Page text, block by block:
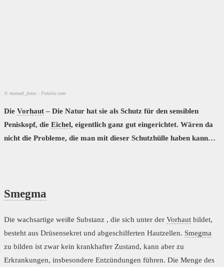
© manuel_fotos - Fotolia.com
Die Vorhaut – Die Natur hat sie als Schutz für den sensiblen
Peniskopf, die Eichel, eigentlich ganz gut eingerichtet. Wären da
nicht die Probleme, die man mit dieser Schutzhülle haben kann…
Smegma
Die wachsartige weiße Substanz , die sich unter der Vorhaut bildet,
besteht aus Drüsensekret und abgeschilferten Hautzellen. Smegma
zu bilden ist zwar kein krankhafter Zustand, kann aber zu
Erkrankungen, insbesondere Entzündungen führen. Die Menge des